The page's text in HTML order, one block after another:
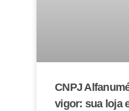
CNPJ
vigor: sua loja